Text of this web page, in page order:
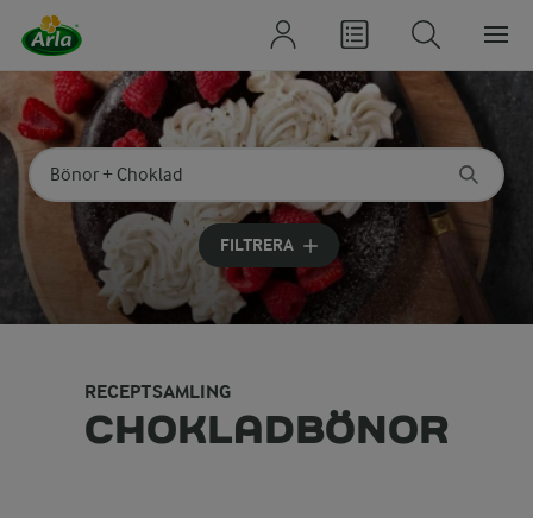
Sök på kategori eller ingrediens
Skriv in sökord för att få förslag
FILTRERA
RECEPTSAMLING
CHOKLADBÖNOR